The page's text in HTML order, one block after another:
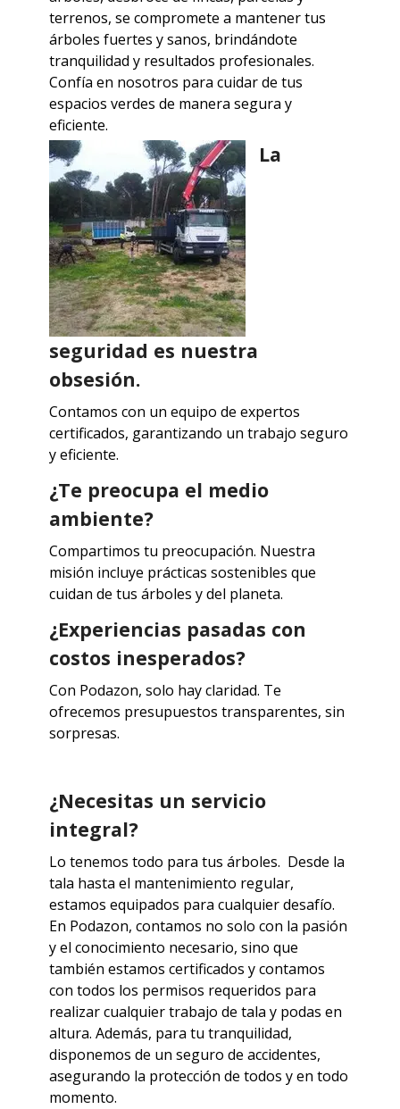
terrenos, se compromete a mantener tus
árboles fuertes y sanos, brindándote
tranquilidad y resultados profesionales.
Confía en nosotros para cuidar de tus
espacios verdes de manera segura y
eficiente.
La
seguridad es nuestra
obsesión.
Contamos con un equipo de expertos
certificados, garantizando un trabajo seguro
y eficiente.
¿Te preocupa el medio
ambiente?
Compartimos tu preocupación. Nuestra
misión incluye prácticas sostenibles que
cuidan de tus árboles y del planeta.
¿Experiencias pasadas con
costos inesperados?
Con Podazon, solo hay claridad. Te
ofrecemos presupuestos transparentes, sin
sorpresas.
¿Necesitas un servicio
integral?
Lo tenemos todo para tus árboles. Desde la
tala hasta el mantenimiento regular,
estamos equipados para cualquier desafío.
En Podazon, contamos no solo con la pasión
y el conocimiento necesario, sino que
también estamos certificados y contamos
con todos los permisos requeridos para
realizar cualquier trabajo de tala y podas en
altura. Además, para tu tranquilidad,
disponemos de un seguro de accidentes,
asegurando la protección de todos yen todo
momento.